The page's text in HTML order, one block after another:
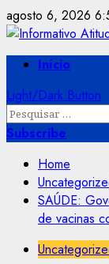
Skip
to
content
agosto 6, 2026
PrimaryInício
Light/Dark Button
Pesquisar
por:
Subscribe
Home
SAÚDE:
de vacinas